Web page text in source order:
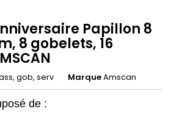
Papillon 8
8 gobelets, 16
gob, serv MarqueAmscan
de :